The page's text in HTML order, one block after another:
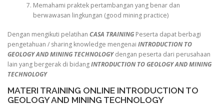
Memahami praktek pertambangan yang benar dan
berwawasan lingkungan (good mining practice)
Dengan mengikuti pelatihan CASA TRAINING Peserta dapat berbagi
pengetahuan / sharing knowledge mengenai INTRODUCTION TO
GEOLOGY AND MINING TECHNOLOGYdengan peserta dari perusahaan
lain yang bergerak di bidangINTRODUCTION TO GEOLOGY AND MINING
TECHNOLOGY
MATERI TRAINING ONLINE INTRODUCTION TO
GEOLOGY AND MINING TECHNOLOGY